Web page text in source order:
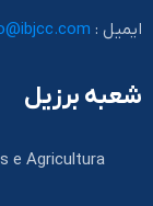
ایمیل :
شعبه برزیل
e Agricultura